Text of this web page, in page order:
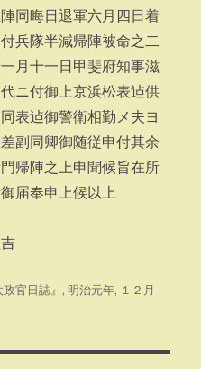
同晦日退軍六月四日着
兵隊半減帰陣被命之二
月十一日甲斐府知事滋
ニ付御上京浜松表迠供
表迠御警衛相勤メ夫ヨ
副同卿御随従申付其余
帰陣之上申聞候旨在所
届奉申上候以上
政官日誌』 , 明治元年, １２月